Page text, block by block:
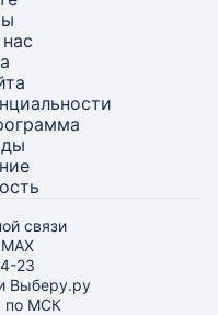
связи
23
Выберу.ру
по МСК